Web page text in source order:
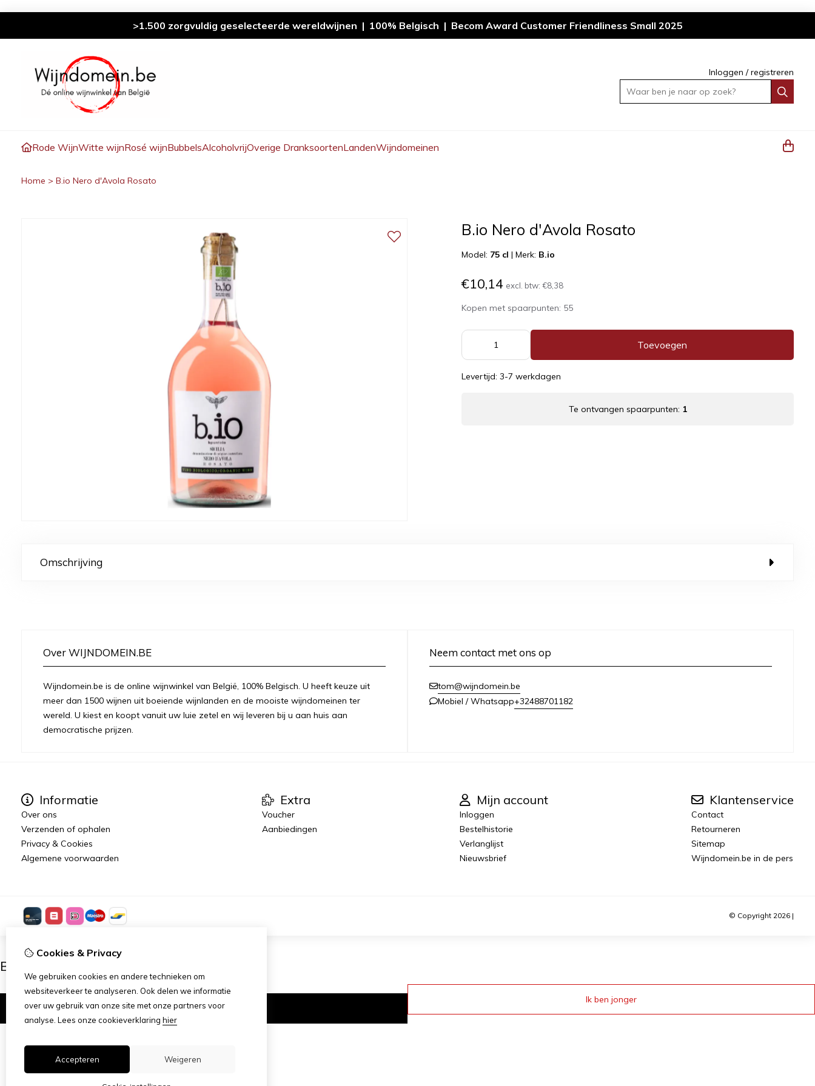
>1.500 zorgvuldig geselecteerde wereldwijnen | 100% Belgisch | Becom Award Customer Friendliness Small 2025
Inloggen /registreren
Waar ben je naar op zoek?
Rode WijnWitte wijnRosé wijnBubbelsAlcoholvrijOverige DranksoortenLandenWijndomeinen
Home > B.io Nero d'Avola Rosato
B.io Nero d'Avola Rosato
Model: 75 cl |Merk: B.io
€10,14 excl. btw:€8,38
Kopen met spaarpunten: 55
Toevoegen
Levertijd: 3-7 werkdagen
Te ontvangen spaarpunten: 1
Omschrijving
Over WIJNDOMEIN.BE
Wijndomein.be is de online wijnwinkel van België, 100% Belgisch. U heeft keuze uit
meer dan 1500 wijnen uit boeiende wijnlanden en de mooiste wijndomeinen ter
wereld. U kiest en koopt vanuit uw luie zetel en wij leveren bij u aan huis aan
democratische prijzen.
Neem contact met ons op
tom@wijndomein.be
Mobiel / Whatsapp+32488701182
Informatie
Over ons
Verzenden of ophalen
Privacy & Cookies
Algemene voorwaarden
Extra
Voucher
Aanbiedingen
Mijn account
Inloggen
Bestelhistorie
Verlanglijst
Nieuwsbrief
Klantenservice
Contact
Retourneren
Sitemap
Wijndomein.be in de pers
© Copyright 2026 |
Cookies & Privacy
We gebruiken cookies en andere technieken om
websiteverkeer te analyseren. Ook delen we informatie
over uw gebruik van onze site met onze partners voor
analyse. Lees onze cookieverklaring hier
Accepteren Weigeren
Ben je 18 of ouder?
Ik ben 18+
Ik ben jonger